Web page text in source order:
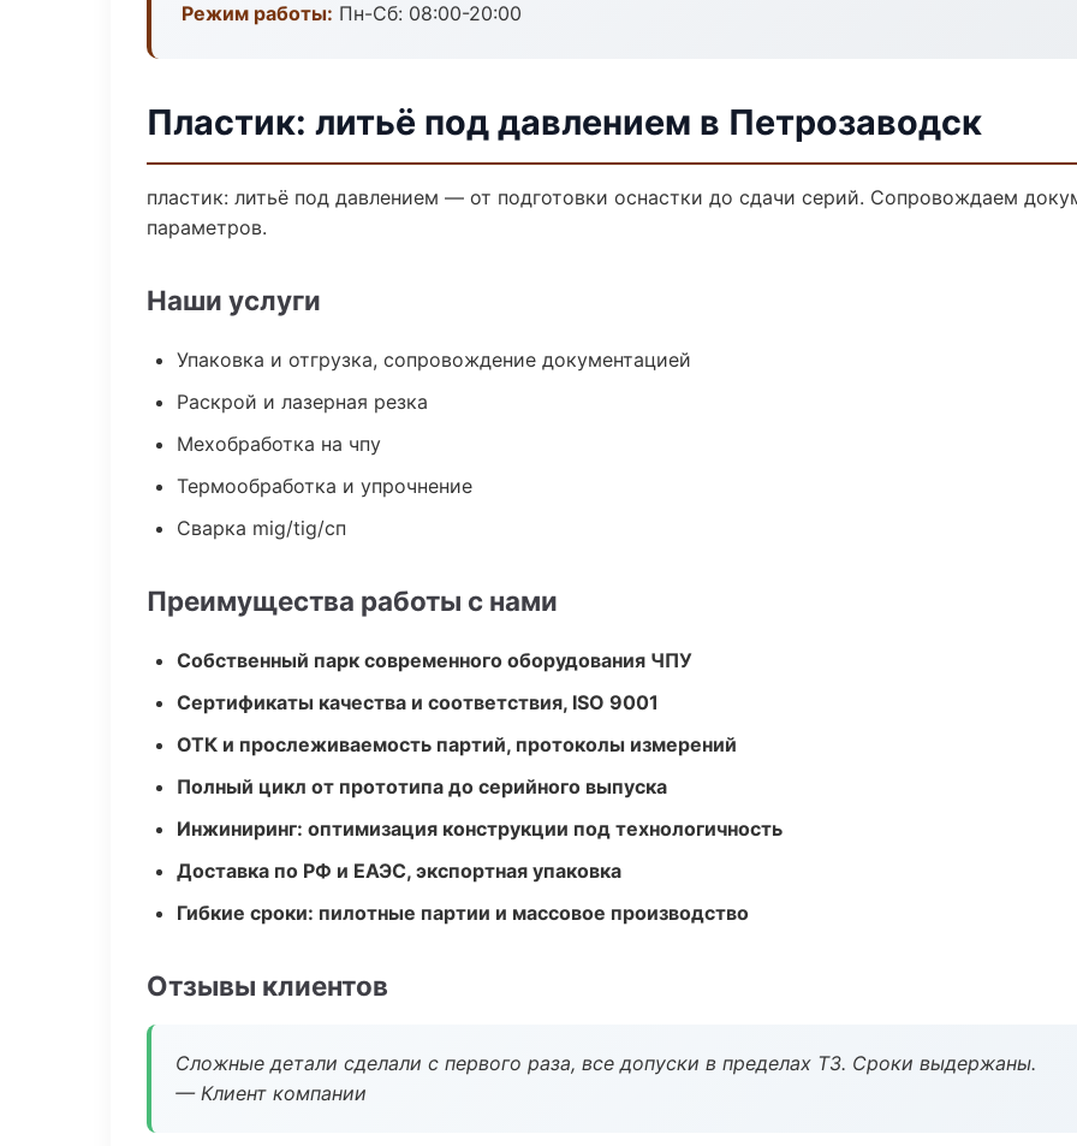
Режим работы: Пн-Сб: 08:00-20:00
Пластик: литьё под давлением в Петрозаводск
пластик: литьё под давлением — от подготовки оснастки до сдачи серий. Сопровождаем
параметров.
Наши услуги
Упаковка и отгрузка, сопровождение документацией
Раскрой и лазерная резка
Мехобработка на чпу
Термообработка и упрочнение
Сварка mig/tig/сп
Преимущества работы с нами
Собственный парк современного оборудования ЧПУ
Сертификаты качества и соответствия, ISO 9001
ОТК и прослеживаемость партий, протоколы измерений
Полный цикл от прототипа до серийного выпуска
Инжиниринг: оптимизация конструкции под технологичность
Доставка по РФ и ЕАЭС, экспортная упаковка
Гибкие сроки: пилотные партии и массовое производство
Отзывы клиентов
Сложные детали сделали с первого раза, все допуски в пределах ТЗ. Сроки выдержаны.
— Клиент компании